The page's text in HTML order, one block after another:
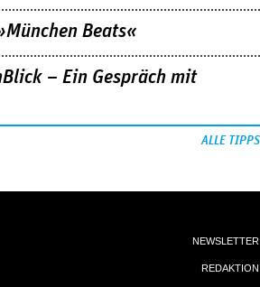
Beats«
– Ein Gespräch mit
ALLE TIPPS
NEWSLETTER
REDAKTION